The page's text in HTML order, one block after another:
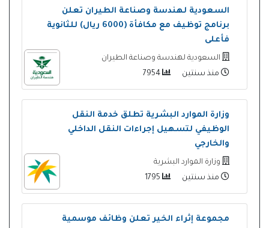
السعودية لهندسة وصناعة الطيران تعلن
برنامج توظيف مع مكافأة (6000 ريال) للثانوية
فأعلى
السعودية لهندسة وصناعة الطيران
منذ سنتين
وزارة الموارد البشرية تطلق خدمة النقل
الوظيفي لتسهيل إجراءات النقل الداخلي
والخارجي
وزارة الموارد البشرية
منذ سنتين
مجموعة إثراء الخير تعلن وظائف موسمية